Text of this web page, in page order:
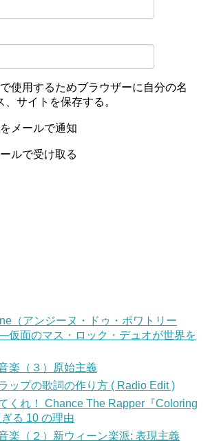
使用するためブラウザーに自分の名
サイトを保存する。
メールで通知
ルで受け取る
（アンジーヌ・ドゥ・ポワトリー
面のマス・ロック・デュオが世界を
楽（３）原始主義
ップの歌詞の作り方 ( Radio Edit )
くれ！ Chance The Rapper『Coloring
る 10 の理由
楽（２）新ウィーン楽派: 表現主義